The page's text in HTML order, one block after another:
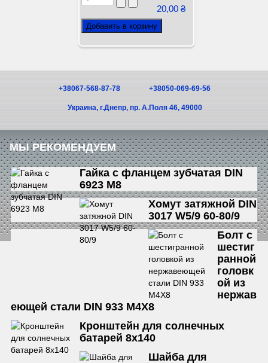
20,00 ₴
+38067-568-87-78 +38050-069-69-56
Украина, г.Днепр, пр. А.Поля 46, 49000
МЫ РЕКОМЕНДУЕМ
Гайка с фланцем зубчатая DIN
6923 М8
Хомут затяжной DIN
3017 W5/9 60-80/9
Болт с
шестиг
ранной
головк
ой из
нержав
еющей стали DIN 933 М4Х8
Кронштейн для солнечных
батарей 8х140
Шайба для